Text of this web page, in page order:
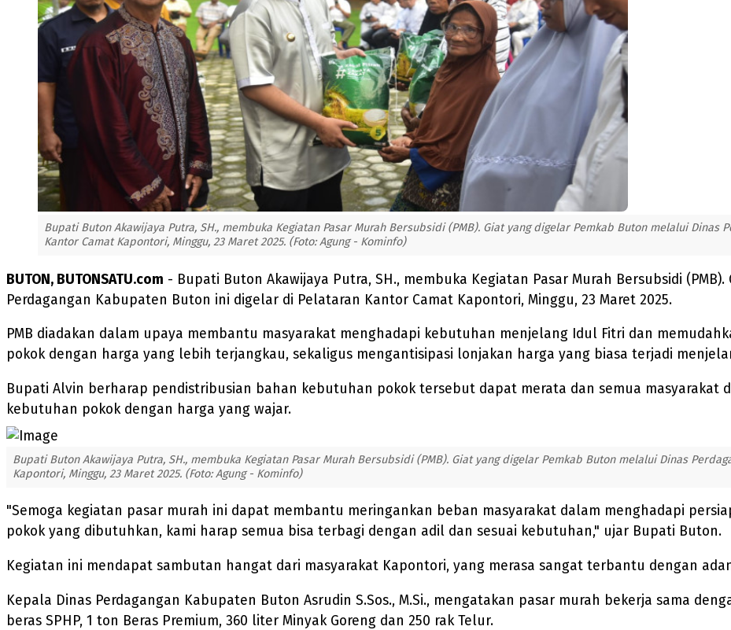
Bupati Buton Akawijaya Putra, SH., membuka Kegiatan Pasar Murah Bersubsidi (PMB). Giat yang digelar Pemkab Buton melalui
Kantor Camat Kapontori, Minggu, 23 Maret 2025. (Foto: Agung - Kominfo)
BUTON, BUTONSATU.com - Bupati Buton Akawijaya Putra, SH., membuka Kegiatan Pasar Murah Bersubsidi
Perdagangan Kabupaten Buton ini digelar di Pelataran Kantor Camat Kapontori, Minggu, 23 Maret 2025.
PMB diadakan dalam upaya membantu masyarakat menghadapi kebutuhan menjelang Idul Fitri dan
pokok dengan harga yang lebih terjangkau, sekaligus mengantisipasi lonjakan harga yang biasa terjadi
Bupati Alvin berharap pendistribusian bahan kebutuhan pokok tersebut dapat merata dan semua masyarakat
kebutuhan pokok dengan harga yang wajar.
Bupati Buton Akawijaya Putra, SH., membuka Kegiatan Pasar Murah Bersubsidi (PMB). Giat yang digelar Pemkab Buton melalui Dinas
Kapontori, Minggu, 23 Maret 2025. (Foto: Agung - Kominfo)
"Semoga kegiatan pasar murah ini dapat membantu meringankan beban masyarakat dalam menghadapi
pokok yang dibutuhkan, kami harap semua bisa terbagi dengan adil dan sesuai kebutuhan," ujar Bupati Buton.
Kegiatan ini mendapat sambutan hangat dari masyarakat Kapontori, yang merasa sangat terbantu dengan
Kepala Dinas Perdagangan Kabupaten Buton Asrudin S.Sos., M.Si., mengatakan pasar murah bekerja sama
beras SPHP, 1 ton Beras Premium, 360 liter Minyak Goreng dan 250 rak Telur.